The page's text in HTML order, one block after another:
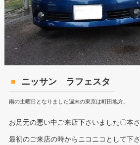
ニッサン ラフェスタ
雨の土曜日となりました週末の東京は町田地方。
お足元の悪い中ご来店下さいました〇本
最初のご来店の時からニコニコとして下